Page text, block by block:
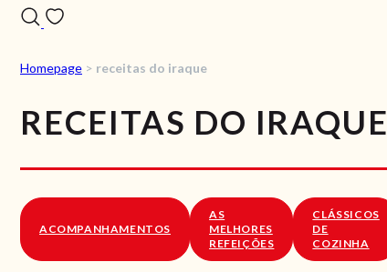
Homepage > receitas do iraque
RECEITAS DO IRAQUE
ACOMPANHAMENTOS
AS
MELHORES
REFEIÇÕES
CLÁSSICOS
DE
COZINHA